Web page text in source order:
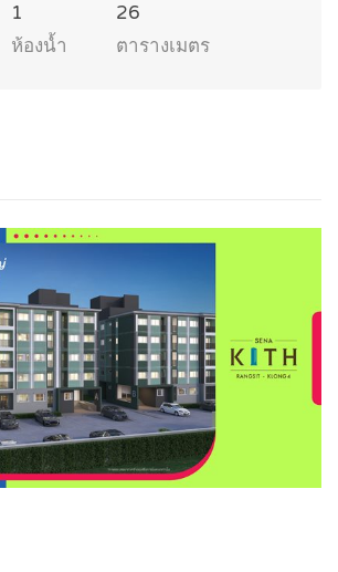
1
ห้องน้ำ
26
ตารางเมตร